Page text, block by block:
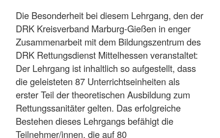
Die Besonderheit bei diesem Lehrgang, den der
DRK Kreisverband Marburg-Gießen in enger
Zusammenarbeit mit dem Bildungszentrum des
DRK Rettungsdienst Mittelhessen veranstaltet:
Der Lehrgang ist inhaltlich so aufgestellt, dass
die geleisteten 87 Unterrichtseinheiten als
erster Teil der theoretischen Ausbildung zum
Rettungssanitäter gelten. Das erfolgreiche
Bestehen dieses Lehrgangs befähigt die
Teilnehmer/innen, die auf 80